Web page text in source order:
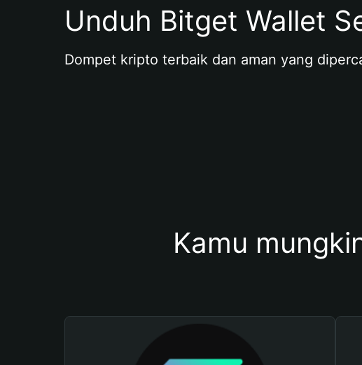
Unduh Bitget Wallet
Dompet kripto terbaik dan aman yang
Kamu